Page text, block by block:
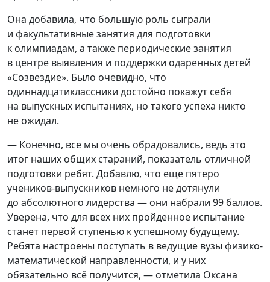
Она добавила, что большую роль сыграли
и факультативные занятия для подготовки
к олимпиадам, а также периодические занятия
в центре выявления и поддержки одаренных детей
«Созвездие». Было очевидно, что
одиннадцатиклассники достойно покажут себя
на выпускных испытаниях, но такого успеха никто
не ожидал.
— Конечно, все мы очень обрадовались, ведь это
итог наших общих стараний, показатель отличной
подготовки ребят. Добавлю, что еще пятеро
учеников-выпускников немного не дотянули
до абсолютного лидерства — они набрали 99 баллов.
Уверена, что для всех них пройденное испытание
станет первой ступенью к успешному будущему.
Ребята настроены поступать в ведущие вузы физико-
математической направленности, и у них
обязательно всё получится, — отметила Оксана